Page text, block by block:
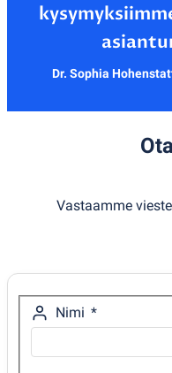
Dr. Sophia
Vastaamme
Nimi